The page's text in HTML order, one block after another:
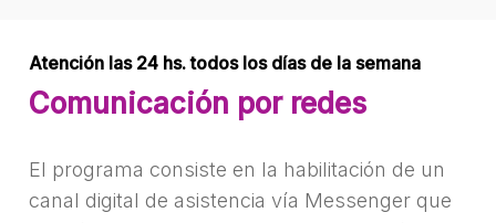
Atención las 24 hs. todos los días de la semana
Comunicación por redes
El programa consiste en la habilitación de un
canal digital de asistencia vía Messenger que